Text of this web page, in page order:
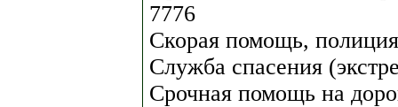
7776
Скорая помощь,
Служба спасения
Срочная помощь на